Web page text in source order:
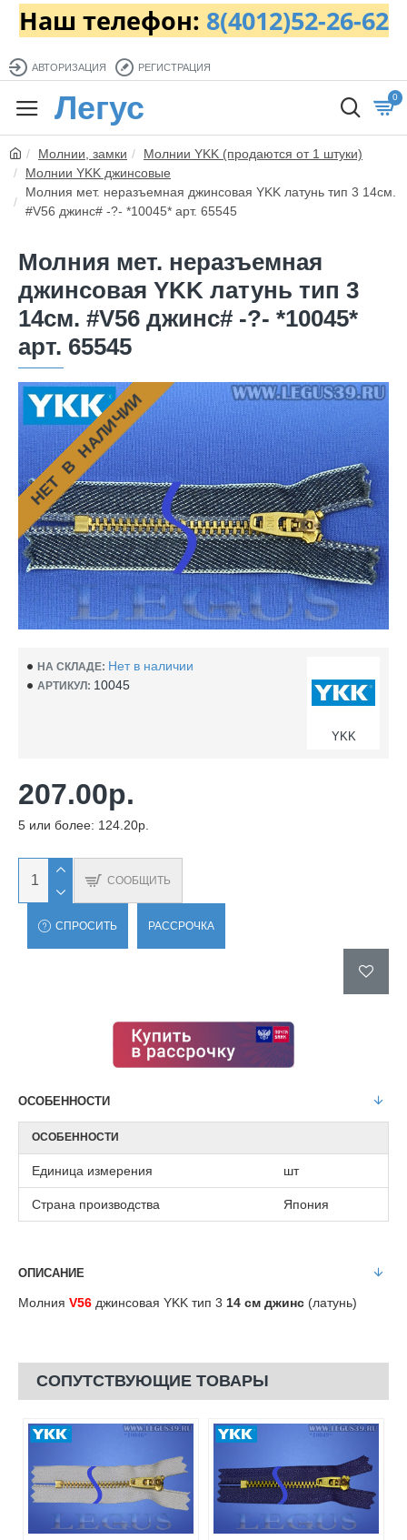
Наш телефон: 8(4012)52-26-62
АВТОРИЗАЦИЯ РЕГИСТРАЦИЯ
Легус 0
Молнии, замки
Молнии YKK (продаются от 1 штуки)
Молнии YKK джинсовые
Молния мет. неразъемная джинсовая YKK латунь тип 3 14см.
#V56 джинс# -?- *10045* арт. 65545
Молния мет. неразъемная
джинсовая YKK латунь тип 3
14см. #V56 джинс# -?- *10045*
арт. 65545
НЕТ В НАЛИЧИИ
НА СКЛАДЕ: Нет в наличии
АРТИКУЛ: 10045
YKK
207.00р.
5 или более: 124.20р.
СООБЩИТЬ
СПРОСИТЬ РАССРОЧКА
ОСОБЕННОСТИ
ОСОБЕННОСТИ
Единица измерения шт
Страна производства Япония
ОПИСАНИЕ
Молния V56 джинсовая YKK тип 3 14 см джинс (латунь)
СОПУТСТВУЮЩИЕ ТОВАРЫ